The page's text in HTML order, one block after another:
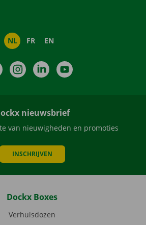
NL FR EN
FacebookInstagramLinkedIn
nieuwsbrief
van nieuwigheden en promoties
INSCHRIJVEN
Dockx Boxes
Verhuisdozen